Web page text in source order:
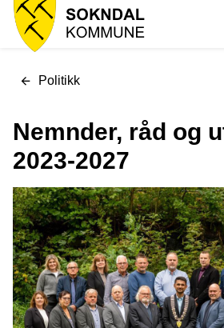
Sokndal
kommune
Du
Politikk
Nemnder, råd og
2023-2027